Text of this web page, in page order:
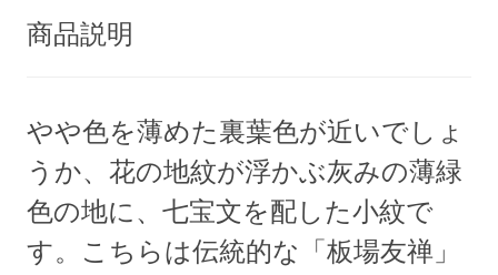
商品説明
やや色を薄めた裏葉色が近いでしょ
うか、花の地紋が浮かぶ灰みの薄緑
色の地に、七宝文を配した小紋で
す。こちらは伝統的な「板場友禅」